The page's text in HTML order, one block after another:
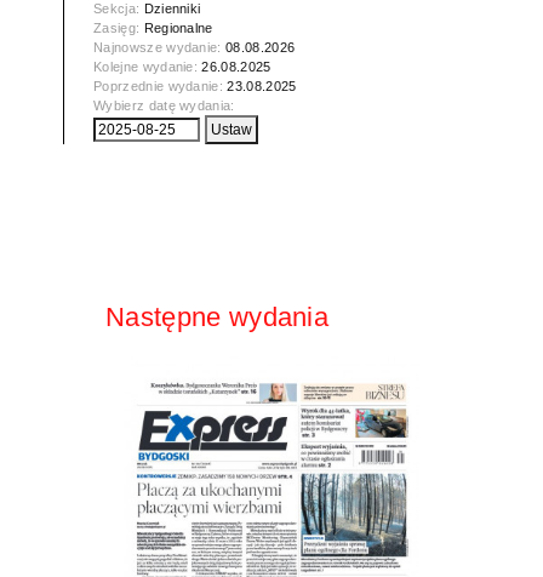
Sekcja: Dzienniki
Zasięg: Regionalne
Najnowsze wydanie:08.08.2026
Kolejne wydanie:26.08.2025
Poprzednie wydanie:23.08.2025
Wybierz datę wydania:
Następne wydania